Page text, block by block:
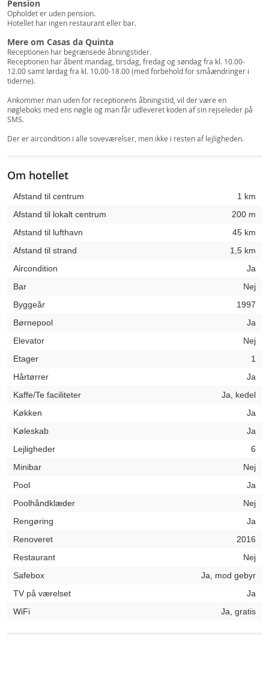
Pension
Opholdet er uden pension.
Hotellet har ingen restaurant eller bar.
Mere om Casas da Quinta
Receptionen har begrænsede åbningstider.
Receptionen har åbent mandag, tirsdag, fredag og søndag fra kl. 10.00-
12.00 samt lørdag fra kl. 10.00-18.00 (med forbehold for småændringer i
tiderne).
Ankommer man uden for receptionens åbningstid, vil der være en
nøgleboks med ens nøgle og man får udleveret koden af sin rejseleder på
SMS.
Der er aircondition i alle soveværelser, men ikke i resten af lejligheden.
Om hotellet
Afstand til centrum
1 km
Afstand til lokalt centrum
200 m
Afstand til lufthavn
45 km
Afstand til strand
1,5 km
Aircondition
Ja
Bar
Nej
Byggeår
1997
Børnepool
Ja
Elevator
Nej
Etager
1
Hårtørrer
Ja
Kaffe/Te faciliteter
Ja, kedel
Køkken
Ja
Køleskab
Ja
Lejligheder
6
Minibar
Nej
Pool
Ja
Poolhåndklæder
Nej
Rengøring
Ja
Renoveret
2016
Restaurant
Nej
Safebox
Ja, mod gebyr
TV på værelset
Ja
WiFi
Ja, gratis